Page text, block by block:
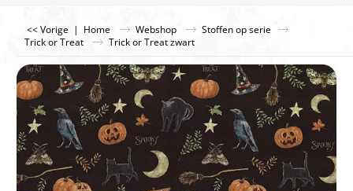
<< Vorige | Home Webshop
Stoffen op serie
Trick or Treat
Trick or Treat zwart